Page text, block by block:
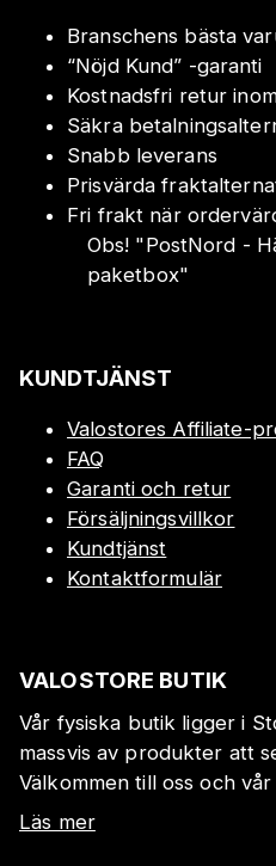
Branschens bästa
“Nöjd Kund” -garanti
Kostnadsfri retur
Säkra
Snabb leverans
Prisvärda
Fri frakt när
Obs! "PostNord -
paketbox"
KUNDTJÄNST
Valostores Affiliate-
FAQ
Garanti och retur
Försäljningsvillkor
Kundtjänst
Kontaktformulär
VALOSTORE BUTIK
Vår fysiska butik ligger i
massvis av produkter att
Välkommen till oss och
Läs mer